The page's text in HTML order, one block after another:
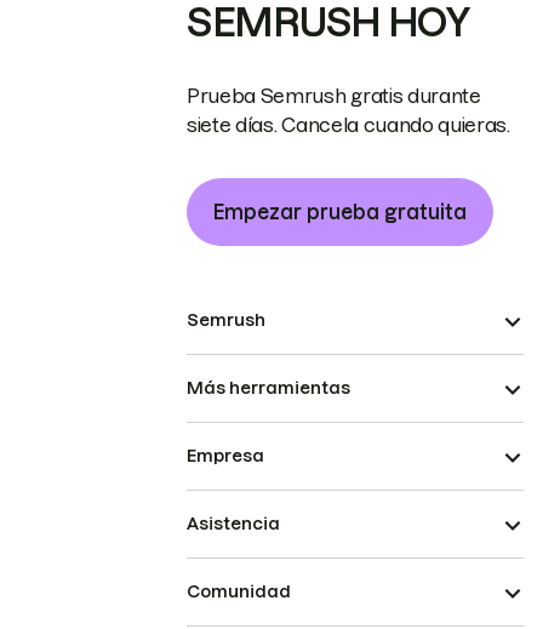
SEMRUSH HOY
Prueba Semrush gratis durante
siete días. Cancela cuando quieras.
Empezar prueba gratuita
Semrush
Más herramientas
Empresa
Asistencia
Comunidad